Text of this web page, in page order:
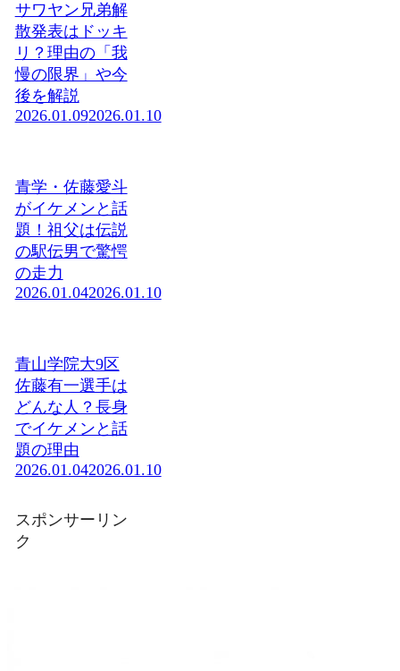
サワヤン兄弟解
散発表はドッキ
リ？理由の「我
慢の限界」や今
後を解説
2026.01.092026.01.10
青学・佐藤愛斗
がイケメンと話
題！祖父は伝説
の駅伝男で驚愕
の走力
2026.01.042026.01.10
青山学院大9区
佐藤有一選手は
どんな人？長身
でイケメンと話
題の理由
2026.01.042026.01.10
スポンサーリン
ク